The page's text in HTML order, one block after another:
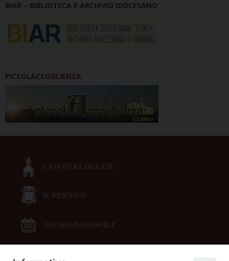
BIAR – BIBLIOTECA E ARCHIVIO DIOCESANO
PICCOLACCOGLIENZA
LA NOSTRA DIOCESI
IL VESCOVO
AGENDA PASTORALE